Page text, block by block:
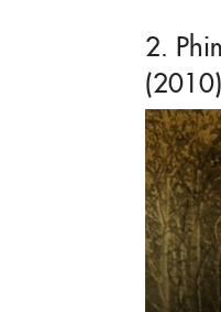
2.
(2010)